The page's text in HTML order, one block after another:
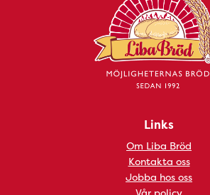
Links
Om Liba Bröd
Kontakta oss
Jobba hos oss